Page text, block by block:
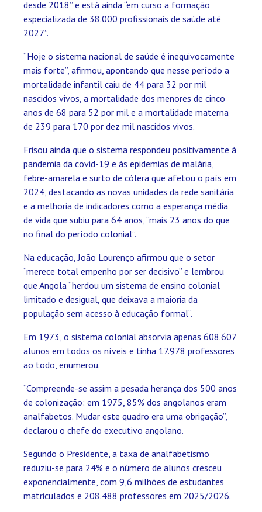
desde 2018” e está ainda “em curso a formação
especializada de 38.000 profissionais de saúde até
2027”.
“Hoje o sistema nacional de saúde é inequivocamente
mais forte”, afirmou, apontando que nesse período a
mortalidade infantil caiu de 44 para 32 por mil
nascidos vivos, a mortalidade dos menores de cinco
anos de 68 para 52 por mil e a mortalidade materna
de 239 para 170 por dez mil nascidos vivos.
Frisou ainda que o sistema respondeu positivamente à
pandemia da covid-19 e às epidemias de malária,
febre-amarela e surto de cólera que afetou o país em
2024, destacando as novas unidades da rede sanitária
e a melhoria de indicadores como a esperança média
de vida que subiu para 64 anos, “mais 23 anos do que
no final do período colonial”.
Na educação, João Lourenço afirmou que o setor
“merece total empenho por ser decisivo” e lembrou
que Angola “herdou um sistema de ensino colonial
limitado e desigual, que deixava a maioria da
população sem acesso à educação formal”.
Em 1973, o sistema colonial absorvia apenas 608.607
alunos em todos os níveis e tinha 17.978 professores
ao todo, enumerou.
“Compreende-se assim a pesada herança dos 500 anos
de colonização: em 1975, 85% dos angolanos eram
analfabetos. Mudar este quadro era uma obrigação”,
declarou o chefe do executivo angolano.
Segundo o Presidente, a taxa de analfabetismo
reduziu-se para 24% e o número de alunos cresceu
exponencialmente, com 9,6 milhões de estudantes
matriculados e 208.488 professores em 2025/2026.